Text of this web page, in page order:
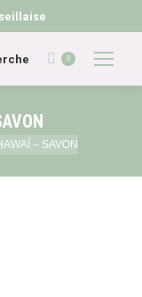
0
– SAVON